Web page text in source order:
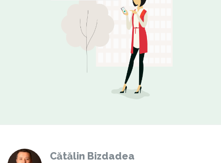
Cătălin Bizdadea